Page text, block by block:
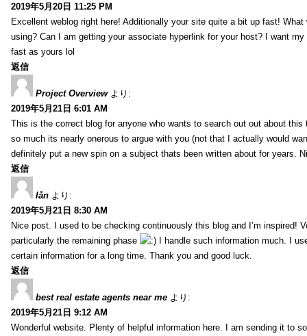
2019年5月20日 11:25 PM
Excellent weblog right here! Additionally your site quite a bit up fast! What
using? Can I am getting your associate hyperlink for your host? I want
fast as yours lol
返信
Project Overview より:
2019年5月21日 6:01 AM
This is the correct blog for anyone who wants to search out out about this
so much its nearly onerous to argue with you (not that I actually would
definitely put a new spin on a subject thats been written about for years.
返信
lån より:
2019年5月21日 8:30 AM
Nice post. I used to be checking continuously this blog and I’m inspired!
particularly the remaining phase
I handle such information much. I
certain information for a long time. Thank you and good luck.
返信
best real estate agents near me より:
2019年5月21日 9:12 AM
Wonderful website. Plenty of helpful information here. I am sending it to